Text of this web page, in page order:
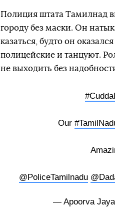
Полиция штата Тамилнад
городу без маски. Он
казаться, будто он
полицейские и танцуют.
не выходить без
Our
@PoliceTamilnadu
— Apoorva